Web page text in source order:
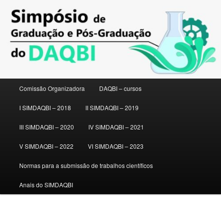
Comissão Organizadora DAQBI – cursos
I SIMDAQBI – 2018 II SIMDAQBI – 2019
III SIMDAQBI – 2020 IV SIMDAQBI – 2021
V SIMDAQBI – 2022 VI SIMDAQBI – 2023
Normas para a submissão de trabalhos científicos
Anais do SIMDAQBI